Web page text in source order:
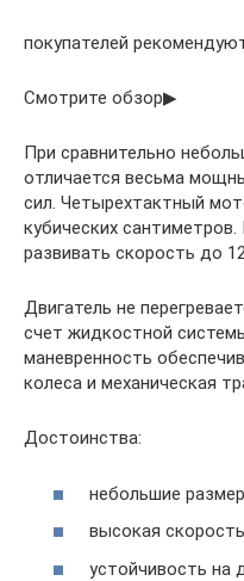
покупателей
Смотрите обзор▶
При сравнительно
отличается весьма
сил. Четырехтактный
кубических
развивать скорость до
Двигатель не
счет жидкостной
маневренность
колеса и механическая
Достоинства:
небольшие
высокая
устойчивость на